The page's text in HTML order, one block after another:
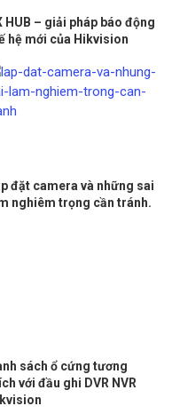
HUB – giải pháp báo động
hệ mới của Hikvision
đặt camera và những sai
nghiêm trọng cần tránh.
sách ổ cứng tương
với đầu ghi DVR NVR